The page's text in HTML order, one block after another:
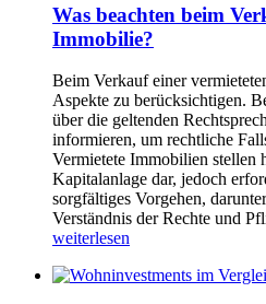
Was beachten beim
Immobilie?
Beim Verkauf einer
Aspekte zu berücksichtigen.
über die geltenden
informieren, um rechtliche
Vermietete Immobilien stellen
Kapitalanlage dar, jedoch
sorgfältiges Vorgehen,
Verständnis der Rechte und
weiterlesen